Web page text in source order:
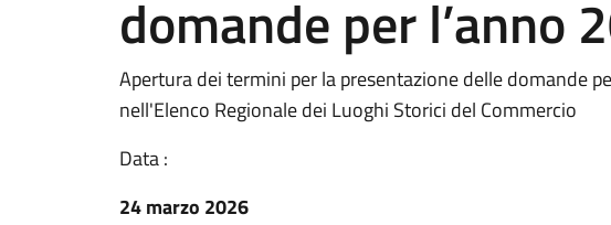
domande per l’anno
Apertura dei termini per la presentazione delle domande
nell'Elenco Regionale dei Luoghi Storici del Commercio
Data :
24 marzo 2026